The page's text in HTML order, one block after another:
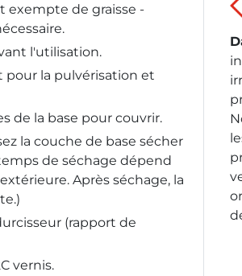
exempte de graisse -
l'utilisation.
pour la pulvérisation et
de la base pour couvrir.
la couche de base sécher
de séchage dépend
Après séchage, la
(rapport de
vernis.